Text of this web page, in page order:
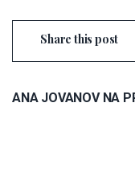
Share this post
ANA JOVANOV NA